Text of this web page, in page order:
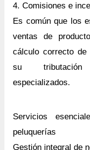
4. Comisiones e
Es común que los
ventas de
cálculo correcto
su tributación
especializados.
Servicios
peluquerías
Gestión integral de